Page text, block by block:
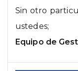
Sin otro
ustedes;
Equipo de